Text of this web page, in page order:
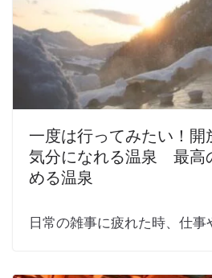
一度は行ってみたい！開
気分になれる温泉 最高
める温泉
日常の雑事に疲れた時、仕事